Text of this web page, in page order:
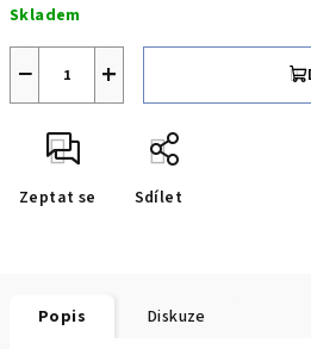
cena:
Skladem
+
−
Zeptat se Sdílet
Popis Diskuze